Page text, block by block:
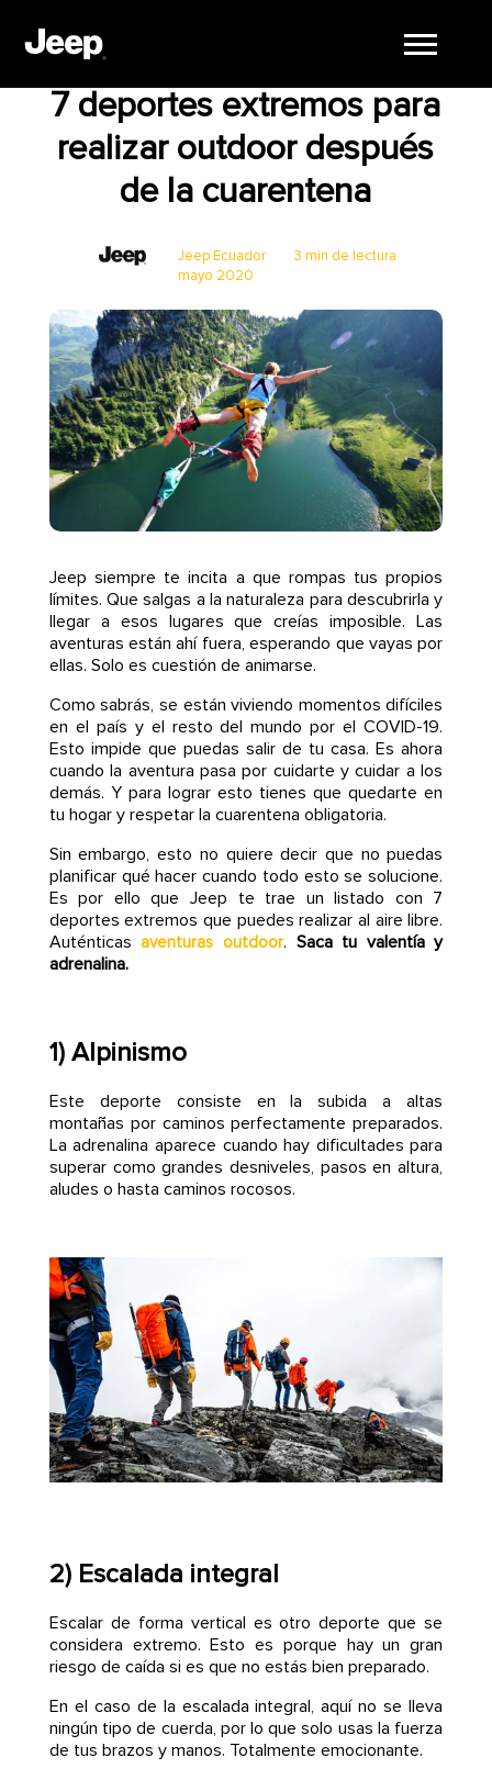
7 deportes extremos para
realizar outdoor después
de la cuarentena
Jeep Ecuador
mayo 2020
3 min de lectura
Jeep siempre te incita a que rompas tus propios
límites. Que salgas a la naturaleza para descubrirla y
llegar a esos lugares que creías imposible. Las
aventuras están ahí fuera, esperando que vayas por
ellas. Solo es cuestión de animarse.
Como sabrás, se están viviendo momentos difíciles
en el país y el resto del mundo por el COVID-19.
Esto impide que puedas salir de tu casa. Es ahora
cuando la aventura pasa por cuidarte y cuidar a los
demás. Y para lograr esto tienes que quedarte en
tu hogar y respetar la cuarentena obligatoria.
Sin embargo, esto no quiere decir que no puedas
planificar qué hacer cuando todo esto se solucione.
Es por ello que Jeep te trae un listado con 7
deportes extremos que puedes realizar al aire libre.
Auténticasaventuras outdoor. Saca tu valentía y
adrenalina.
1) Alpinismo
Este deporte consiste en la subida a altas
montañas por caminos perfectamente preparados.
La adrenalina aparece cuando hay dificultades para
superar como grandes desniveles, pasos en altura,
aludes o hasta caminos rocosos.
2) Escalada integral
Escalar de forma vertical es otro deporte que se
considera extremo. Esto es porque hay un gran
riesgo de caída si es que no estás bien preparado.
En el caso de la escalada integral, aquí no se lleva
ningún tipo de cuerda, por lo que solo usas la fuerza
de tus brazos y manos. Totalmente emocionante.